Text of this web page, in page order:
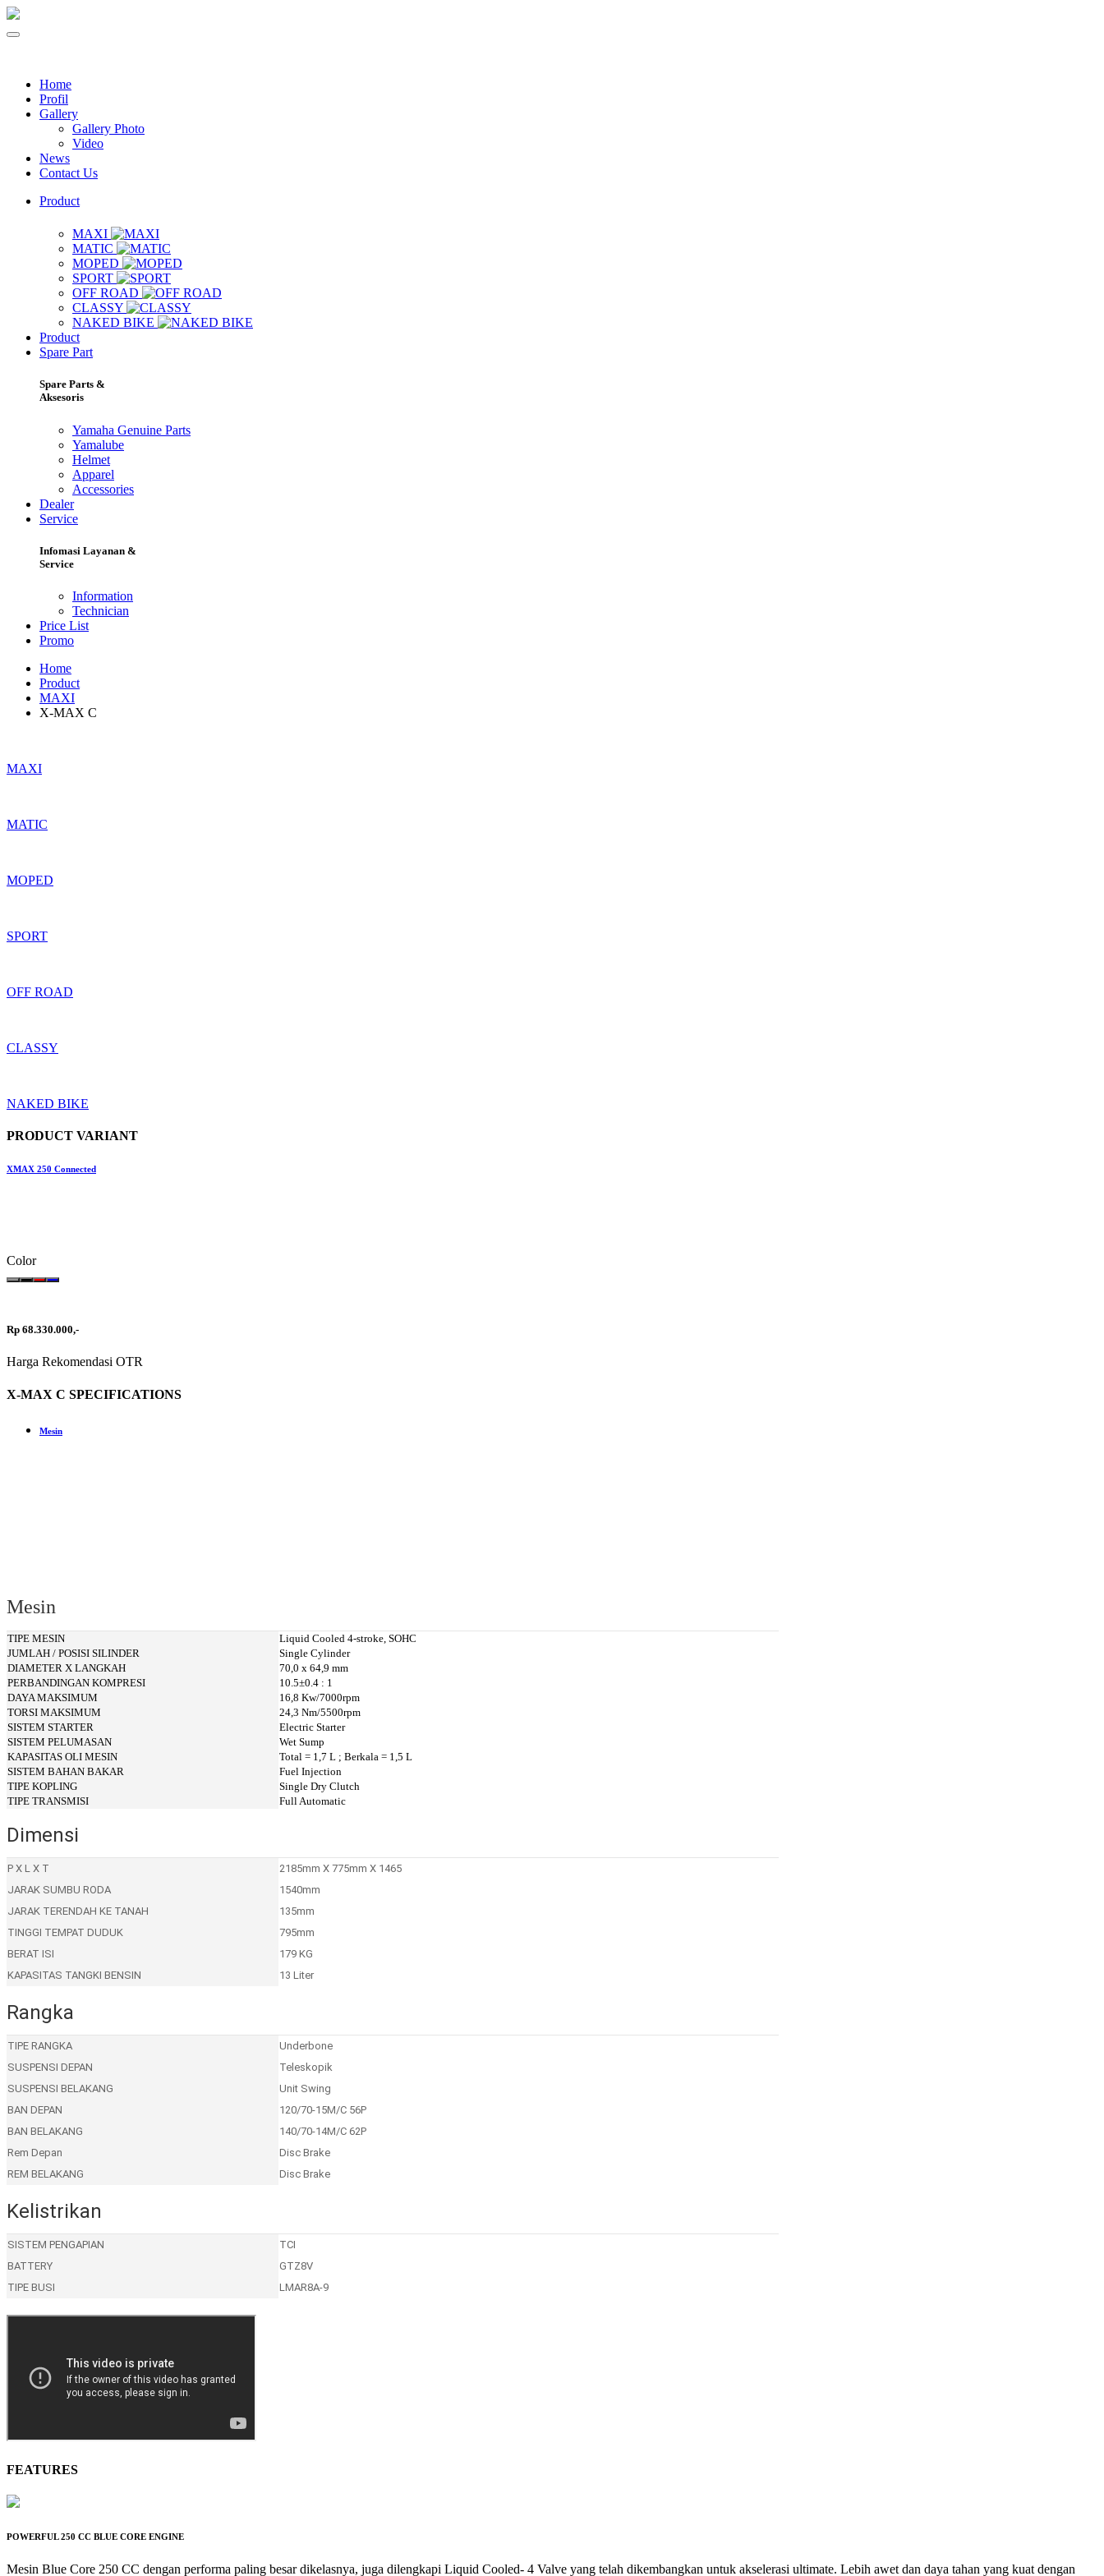
Home
Profil
Gallery
Gallery Photo
Video
News
Contact Us
Product
MAXI
MATIC
MOPED
SPORT
OFF ROAD
CLASSY
NAKED BIKE
Product
Spare Part
Spare Parts &
Aksesoris
Yamaha Genuine Parts
Yamalube
Helmet
Apparel
Accessories
Dealer
Service
Infomasi Layanan &
Service
Information
Technician
Price List
Promo
Home
Product
MAXI
X-MAX C
MAXI
MATIC
MOPED
SPORT
OFF ROAD
CLASSY
NAKED BIKE
PRODUCT VARIANT
XMAX 250 Connected
Color
Rp 68.330.000,-
Harga Rekomendasi OTR
X-MAX C SPECIFICATIONS
Mesin
Mesin
TIPE MESIN
Liquid Cooled 4-stroke, SOHC
JUMLAH / POSISI SILINDER
Single Cylinder
DIAMETER X LANGKAH
70,0 x 64,9 mm
PERBANDINGAN KOMPRESI
10.5±0.4 : 1
DAYA MAKSIMUM
16,8 Kw/7000rpm
TORSI MAKSIMUM
24,3 Nm/5500rpm
SISTEM STARTER
Electric Starter
SISTEM PELUMASAN
Wet Sump
KAPASITAS OLI MESIN
Total = 1,7 L ; Berkala = 1,5 L
SISTEM BAHAN BAKAR
Fuel Injection
TIPE KOPLING
Single Dry Clutch
TIPE TRANSMISI
Full Automatic
Dimensi
P X L X T
2185mm X 775mm X 1465
JARAK SUMBU RODA
1540mm
JARAK TERENDAH KE TANAH
135mm
TINGGI TEMPAT DUDUK
795mm
BERAT ISI
179 KG
KAPASITAS TANGKI BENSIN
13 Liter
Rangka
TIPE RANGKA
Underbone
SUSPENSI DEPAN
Teleskopik
SUSPENSI BELAKANG
Unit Swing
BAN DEPAN
120/70-15M/C 56P
BAN BELAKANG
140/70-14M/C 62P
Rem Depan
Disc Brake
REM BELAKANG
Disc Brake
Kelistrikan
SISTEM PENGAPIAN
TCI
BATTERY
GTZ8V
TIPE BUSI
LMAR8A-9
FEATURES
POWERFUL 250 CC BLUE CORE ENGINE
Mesin Blue Core 250 CC dengan performa paling besar dikelasnya, juga dilengkapi Liquid Cooled- 4 Valve yang telah dikembangkan untuk akselerasi ultimate. Lebih awet dan daya tahan yang kuat dengan